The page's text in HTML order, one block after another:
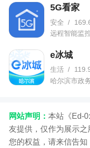
5G看家
安全 /
远程智能监
e冰城
生活 /
哈尔滨市政
网站声明： 本站《Ed-
友提供，仅作为展示
您的权益，请来信告知